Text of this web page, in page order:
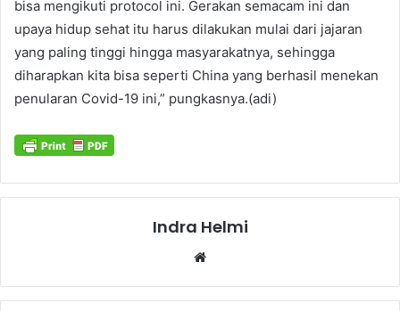
bisa mengikuti protocol ini. Gerakan semacam ini dan
upaya hidup sehat itu harus dilakukan mulai dari jajaran
yang paling tinggi hingga masyarakatnya, sehingga
diharapkan kita bisa seperti China yang berhasil menekan
penularan Covid-19 ini,” pungkasnya.(adi)
Indra Helmi